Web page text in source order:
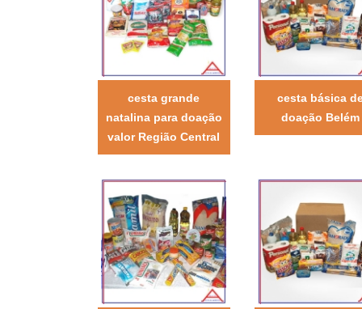
cesta grande
natalina para doação
valor Região Central
cesta básica
doação Belém